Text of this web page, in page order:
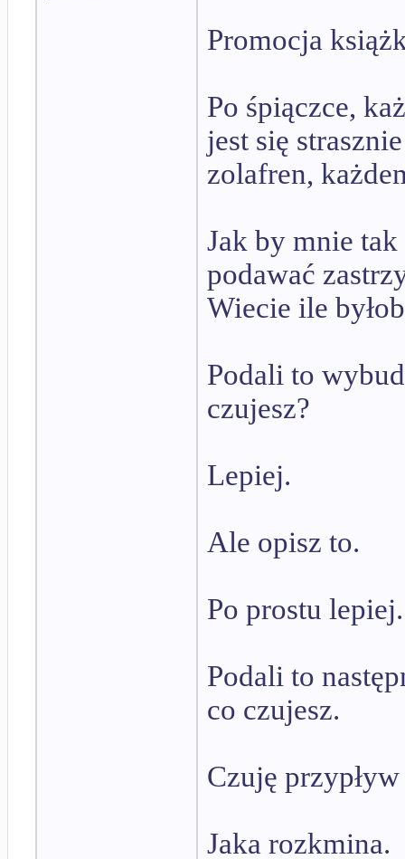
Promocja
Po śpiączce,
jest się
zolafren,
Jak by mnie tak
podawać
Wiecie ile
Podali to
czujesz?
Lepiej.
Ale opisz to.
Po prostu
Podali to
co czujesz.
Czuję przypływ
Jaka rozkmina.